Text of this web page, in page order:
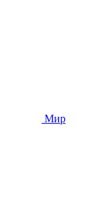
Мир